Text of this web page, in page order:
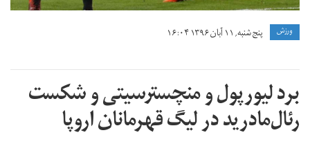
ورزش پنج شنبه, ۱۱ آبان ۱۳۹۶ ۱۶:۰۴
برد لیورپول و منچسترسیتی و شکست
رئال‌مادرید در لیگ قهرمانان اروپا